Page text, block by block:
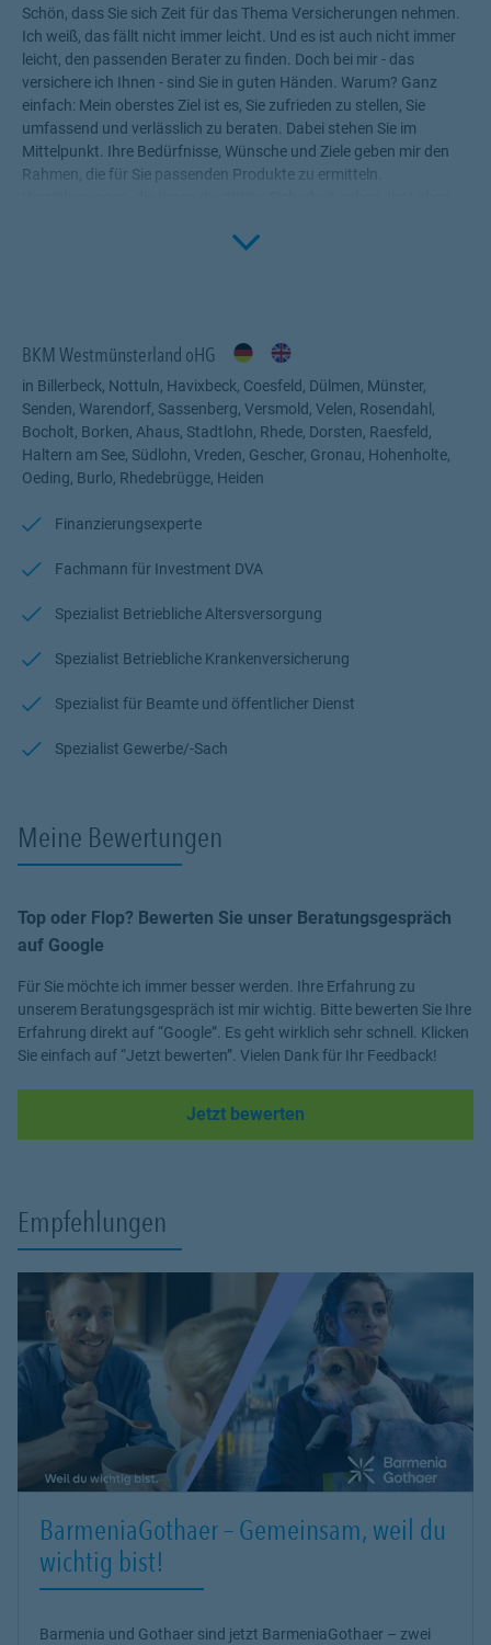
Schön, dass Sie sich Zeit für das Thema Versicherungen nehmen.
Ich weiß, das fällt nicht immer leicht. Und es ist auch nicht immer
leicht, den passenden Berater zu finden. Doch bei mir - das
versichere ich Ihnen - sind Sie in guten Händen. Warum? Ganz
einfach: Mein oberstes Ziel ist es, Sie zufrieden zu stellen, Sie
umfassend und verlässlich zu beraten. Dabei stehen Sie im
Mittelpunkt. Ihre Bedürfnisse, Wünsche und Ziele geben mir den
Rahmen, die für Sie passenden Produkte zu ermitteln.
Fachwissen, meiner Begeisterung für alle Fragen rund um das
Click to
BKM Westmünsterland oHG
in Billerbeck, Nottuln, Havixbeck, Coesfeld, Dülmen, Münster,
Senden, Warendorf, Sassenberg, Versmold, Velen, Rosendahl,
Bocholt, Borken, Ahaus, Stadtlohn, Rhede, Dorsten, Raesfeld,
Haltern am See, Südlohn, Vreden, Gescher, Gronau, Hohenholte,
Oeding, Burlo, Rhedebrügge, Heiden
Finanzierungsexperte
Fachmann für Investment DVA
Spezialist Betriebliche Altersversorgung
Spezialist Betriebliche Krankenversicherung
Spezialist für Beamte und öffentlicher Dienst
Spezialist Gewerbe/-Sach
Meine Bewertungen
Top oder Flop? Bewerten Sie unser Beratungsgespräch
auf Google
Für Sie möchte ich immer besser werden. Ihre Erfahrung zu
unserem Beratungsgespräch ist mir wichtig. Bitte bewerten Sie Ihre
Erfahrung direkt auf “Google”. Es geht wirklich sehr schnell. Klicken
Sie einfach auf “Jetzt bewerten”. Vielen Dank für Ihr Feedback!
Jetzt bewerten
Empfehlungen
BarmeniaGothaer – Gemeinsam, weil du
wichtig bist!
Barmenia und Gothaer sind jetzt BarmeniaGothaer – zwei